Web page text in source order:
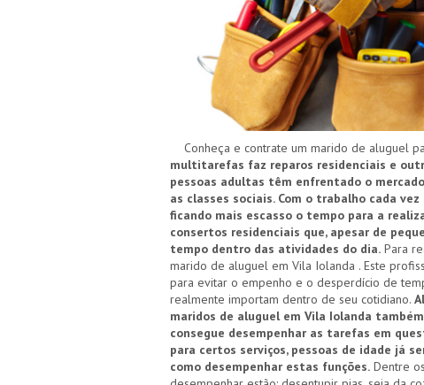
Conheça e contrate um marido de aluguel
multitarefas faz reparos residenciais e
pessoas adultas têm enfrentado o
as classes sociais. Com o trabalho cada
ficando mais escasso o tempo para a
consertos residenciais que, apesar de
tempo dentro das atividades do dia. Para
marido de aluguel em Vila Iolanda . Este
para evitar o empenho e o desperdício de
realmente importam dentro de seu cotidiano.
maridos de aluguel em Vila Iolanda
consegue desempenhar as tarefas em
para certos serviços, pessoas de idade já
como desempenhar estas funções. Dentre